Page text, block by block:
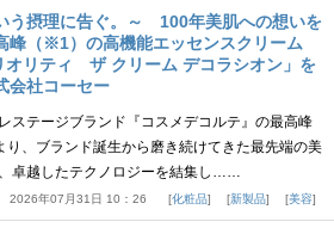
う摂理に告ぐ。～ 100年美肌への想いを
峰（※1）の高機能エッセンスクリーム
オリティ ザ クリーム デコラシオン」を
会社コーセー
ステージブランド『コスメデコルテ』の最高峰
り、ブランド誕生から磨き続けてきた最先端の美
卓越したテクノロジーを結集し……
2026年07月31日 10：26 化粧品 新製品 美容